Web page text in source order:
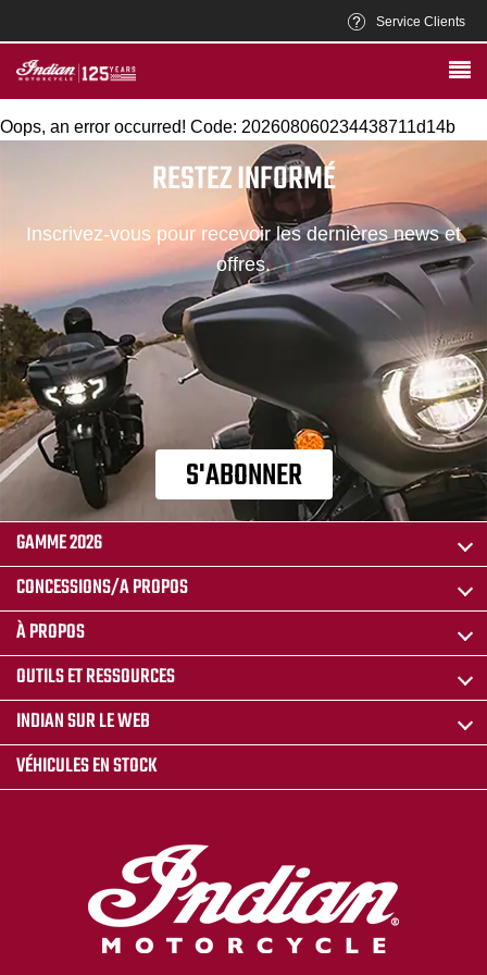
Service Clients
Oops, an error occurred! Code: 202608060234438711d14b
RESTEZ INFORMÉ
Inscrivez-vous pour recevoir les dernières news et
offres.
S'ABONNER
GAMME 2026
CONCESSIONS/A PROPOS
À PROPOS
OUTILS ET RESSOURCES
INDIAN SUR LE WEB
VÉHICULES EN STOCK